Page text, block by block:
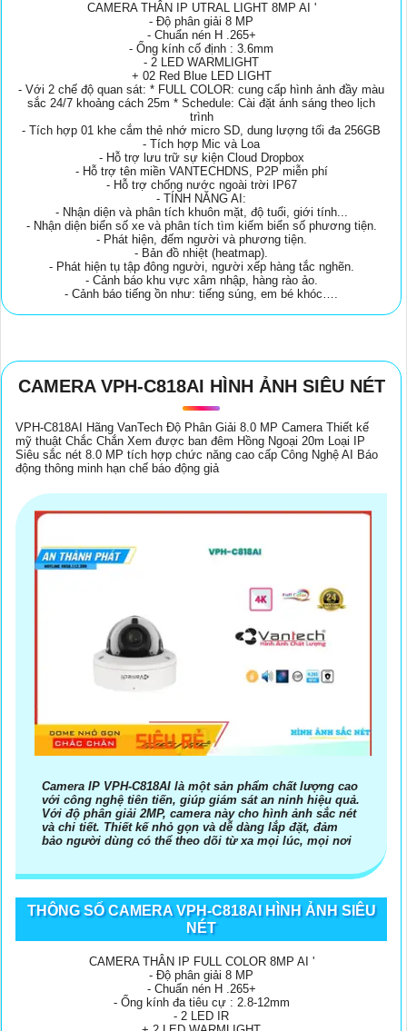
CAMERA THÂN IP UTRAL LIGHT 8MP AI '
- Độ phân giải 8 MP
- Chuẩn nén H .265+
- Ống kính cố định : 3.6mm
- 2 LED WARMLIGHT
+ 02 Red Blue LED LIGHT
- Với 2 chế độ quan sát: * FULL COLOR: cung cấp hình ảnh đầy màu
sắc 24/7 khoảng cách 25m * Schedule: Cài đặt ánh sáng theo lịch
trình
- Tích hợp 01 khe cắm thẻ nhớ micro SD, dung lượng tối đa 256GB
- Tích hợp Mic và Loa
- Hỗ trợ lưu trữ sự kiện Cloud Dropbox
- Hỗ trợ tên miền VANTECHDNS, P2P miễn phí
- Hỗ trợ chống nước ngoài trời IP67
- TÍNH NĂNG AI:
- Nhận diện và phân tích khuôn mặt, độ tuổi, giới tính...
- Nhận diện biển số xe và phân tích tìm kiếm biển số phương tiện.
- Phát hiện, đếm người và phương tiện.
- Bản đồ nhiệt (heatmap).
- Phát hiện tụ tập đông người, người xếp hàng tắc nghẽn.
- Cảnh báo khu vực xâm nhập, hàng rào ảo.
- Cảnh báo tiếng ồn như: tiếng súng, em bé khóc….
CAMERA VPH-C818AI HÌNH ẢNH SIÊU NÉT
VPH-C818AI Hãng VanTech Độ Phân Giải 8.0 MP Camera Thiết kế
mỹ thuật Chắc Chắn Xem được ban đêm Hồng Ngoại 20m Loại IP
Siêu sắc nét 8.0 MP tích hợp chức năng cao cấp Công Nghệ AI Báo
động thông minh hạn chế báo động giả
Camera IP VPH-C818AI là một sản phẩm chất lượng cao
với công nghệ tiên tiến, giúp giám sát an ninh hiệu quả.
Với độ phân giải 2MP, camera này cho hình ảnh sắc nét
và chi tiết. Thiết kế nhỏ gọn và dễ dàng lắp đặt, đảm
bảo người dùng có thể theo dõi từ xa mọi lúc, mọi nơi
THÔNG SỐ CAMERA VPH-C818AI HÌNH ẢNH SIÊU
NÉT
CAMERA THÂN IP FULL COLOR 8MP AI '
- Độ phân giải 8 MP
- Chuẩn nén H .265+
- Ống kính đa tiêu cự : 2.8-12mm
- 2 LED IR